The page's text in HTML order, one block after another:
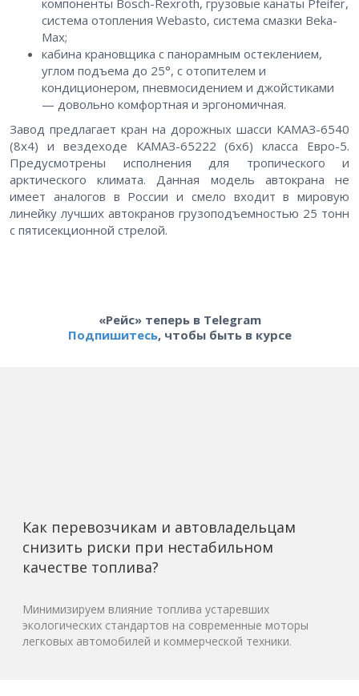
компоненты Bosch-Rexroth, грузовые канаты Pfeifer,
система отопления Webasto, система смазки Beka-
Max;
кабина крановщика с панорамным остеклением,
углом подъема до 25°, с отопителем и
кондиционером, пневмосидением и джойстиками
— довольно комфортная и эргономичная.
Завод предлагает кран на дорожных шасси КАМАЗ-6540
(8х4) и вездеходе КАМАЗ-65222 (6х6) класса Евро-5.
Предусмотрены исполнения для тропического и
арктического климата. Данная модель автокрана не
имеет аналогов в России и смело входит в мировую
линейку лучших автокранов грузоподъемностью 25 тонн
с пятисекционной стрелой.
«Рейс» теперь в Telegram
Подпишитесь, чтобы быть в курсе
Как перевозчикам и автовладельцам
снизить риски при нестабильном
качестве топлива?
Минимизируем влияние топлива устаревших
экологических стандартов на современные моторы
легковых автомобилей и коммерческой техники.